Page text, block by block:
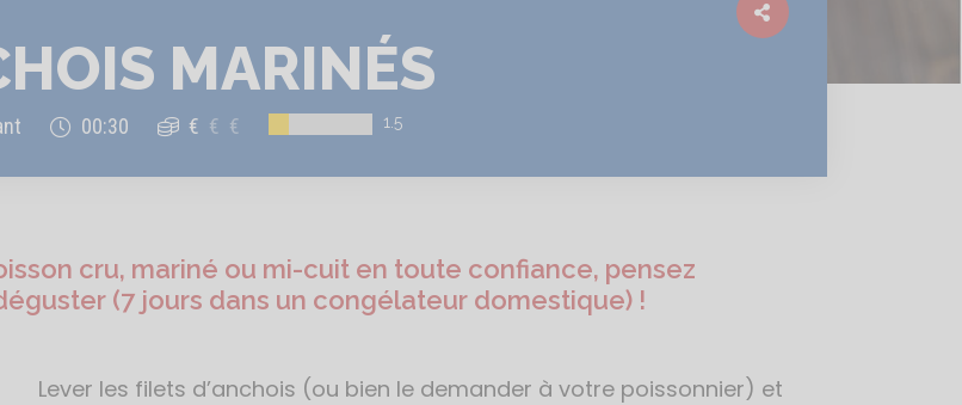
MARINÉS
00:30 € € € 1.5
cru, mariné ou mi-cuit en toute confiance, pensez
(7 jours dans un congélateur domestique) !
Lever les filets d’anchois (ou bien le demander à votre poissonnier) et